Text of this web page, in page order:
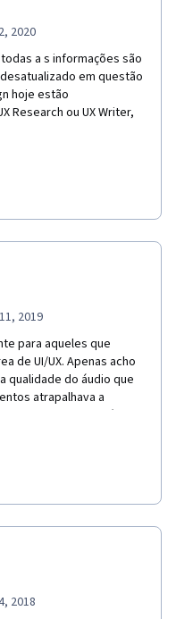
2020
a s informações são
em questão
hoje estão
Research ou UX Writer,
qualidade dos vídeos. o
do que, os exercicios
detalhes.
2019
para aqueles que
de UI/UX. Apenas acho
qualidade do áudio que
atrapalhava a
do escritório
por apenas lerem um
foi um bom caminho
2018